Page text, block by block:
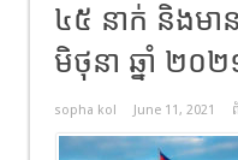
៤៥ នាក់ និងមា
មិថុនា ឆ្នាំ ២០២
sopha kol June 11, 2021